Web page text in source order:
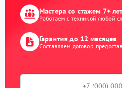
Мастера со стажем 7+ лет
Работаем с техникой любой
Гарантия до 12 месяцев
Составляем договор,